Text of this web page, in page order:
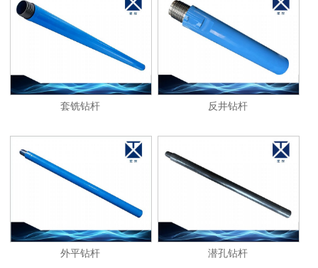
套铣钻杆 反井钻杆
外平钻杆 潜孔钻杆